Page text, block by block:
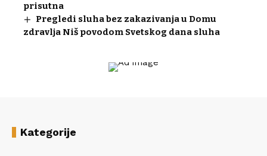
prisutna
Pregledi sluha bez zakazivanja u Domu
zdravlja Niš povodom Svetskog dana sluha
Kategorije